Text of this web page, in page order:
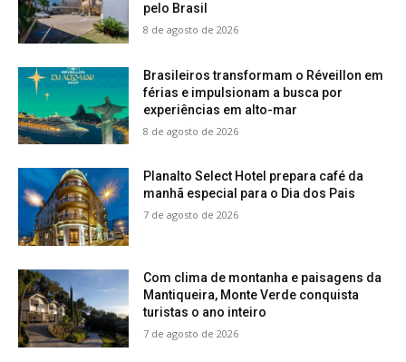
pelo Brasil
8 de agosto de 2026
Brasileiros transformam o Réveillon em
férias e impulsionam a busca por
experiências em alto-mar
8 de agosto de 2026
Planalto Select Hotel prepara café da
manhã especial para o Dia dos Pais
7 de agosto de 2026
Com clima de montanha e paisagens da
Mantiqueira, Monte Verde conquista
turistas o ano inteiro
7 de agosto de 2026